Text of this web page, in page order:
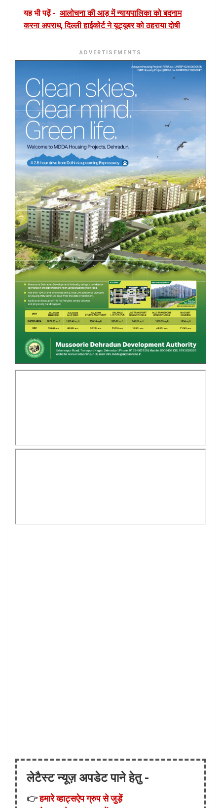
यह भी पढ़ें - आलोचना की आड़ में न्यायपालिका को बदनाम
करना अपराध, दिल्ली हाईकोर्ट ने यूट्यूबर को ठहराया दोषी
ADVERTISEMENTS
लेटैस्ट न्यूज़ अपडेट पाने हेतु -
👉हमारे व्हाट्सऐप ग्रुप से जुड़ें